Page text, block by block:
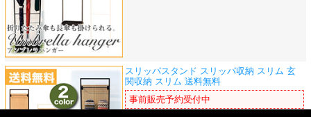
スリッパスタンド スリッパ収納 スリム 玄
関収納 スリム 送料無料
事前販売予約受付中